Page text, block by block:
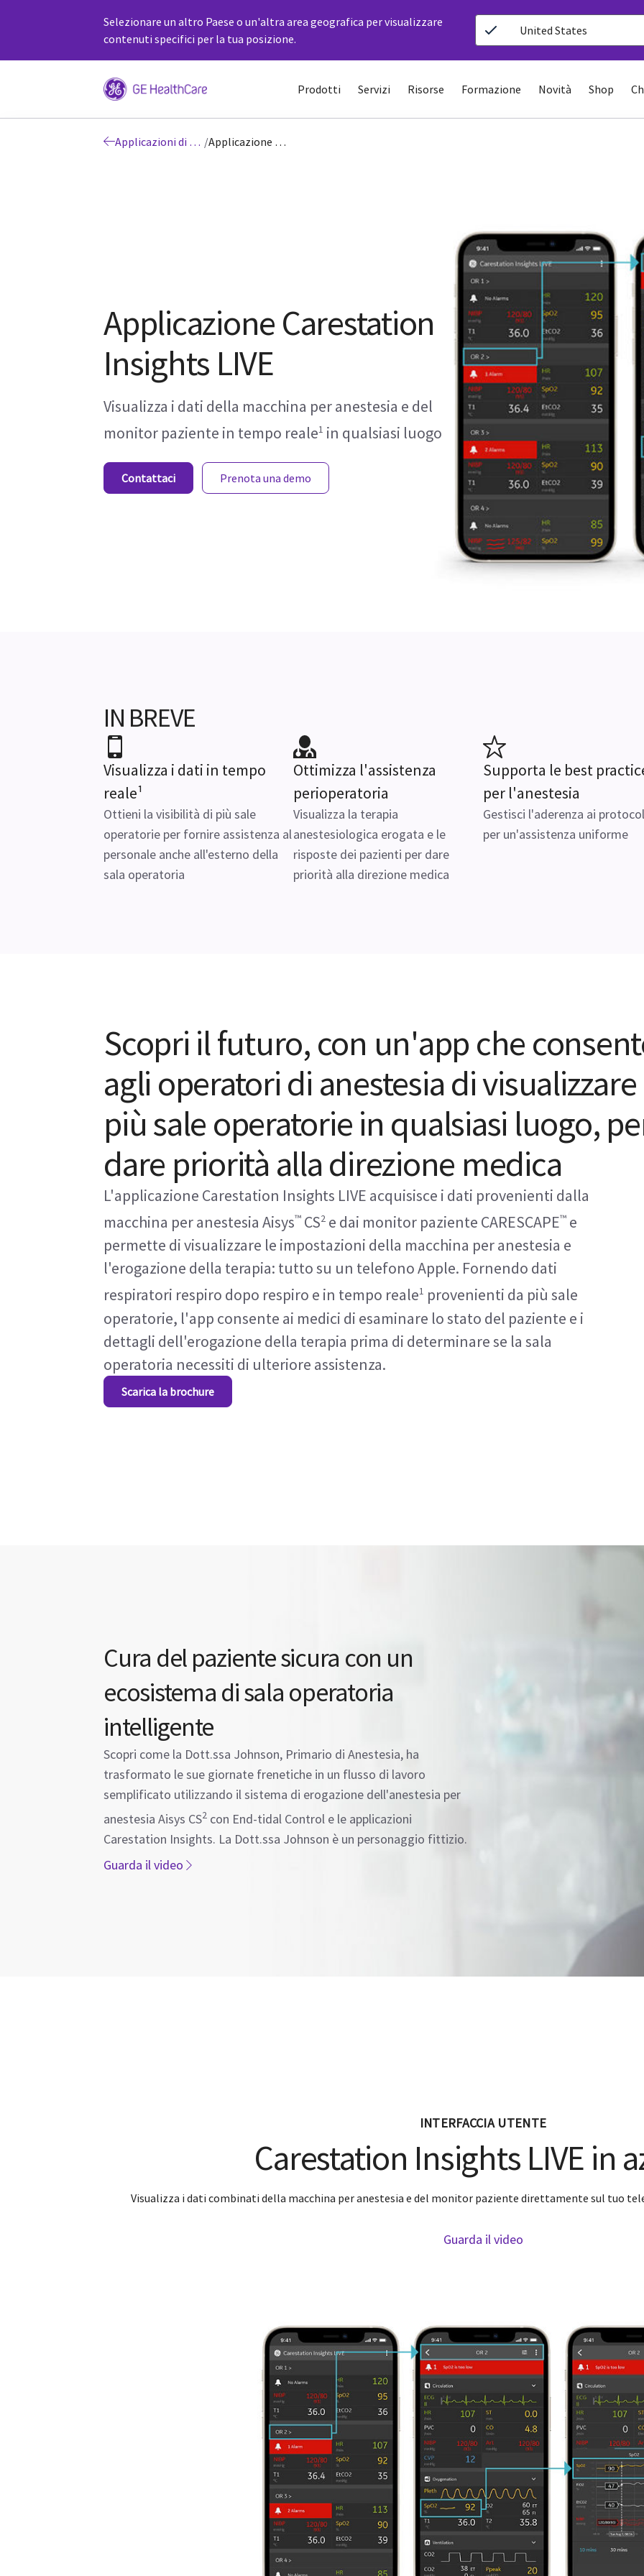
Selezionare un altro Paese o un'altra area geografica per visualizzare
contenuti specifici per la tua posizione.
United States
Prodotti Servizi Risorse Formazione Novità Shop
Applicazioni di analisi Carestation™ Insights / Applicazione Carestation Insights LIVE
Applicazione Carestation
Insights LIVE
Visualizza i dati della macchina per anestesia e del
monitor paziente in tempo reale1 in qualsiasi luogo
Contattaci Prenota una demo
IN BREVE
Visualizza i dati in tempo
reale¹
Ottieni la visibilità di più sale
operatorie per fornire assistenza al
personale anche all'esterno della
sala operatoria
Ottimizza l'assistenza
perioperatoria
Visualizza la terapia
anestesiologica erogata e le
risposte dei pazienti per dare
priorità alla direzione medica
Supporta le best
per l'anestesia
Gestisci l'aderenza ai
per un'assistenza uniforme
Scopri il futuro, con un'app che
agli operatori di anestesia di visualizzare
più sale operatorie in qualsiasi luogo,
dare priorità alla direzione medica
L'applicazione Carestation Insights LIVE acquisisce i dati provenienti dalla
macchina per anestesia Aisys™ CS2 e dai monitor paziente CARESCAPE™ e
permette di visualizzare le impostazioni della macchina per anestesia e
l'erogazione della terapia: tutto su un telefono Apple. Fornendo dati
respiratori respiro dopo respiro e in tempo reale1 provenienti da più sale
operatorie, l'app consente ai medici di esaminare lo stato del paziente e i
dettagli dell'erogazione della terapia prima di determinare se la sala
operatoria necessiti di ulteriore assistenza.
Scarica la brochure
Cura del paziente sicura con un
ecosistema di sala operatoria
intelligente
Scopri come la Dott.ssa Johnson, Primario di Anestesia, ha
trasformato le sue giornate frenetiche in un flusso di lavoro
semplificato utilizzando il sistema di erogazione dell'anestesia per
anestesia Aisys CS2 con End-tidal Control e le applicazioni
Carestation Insights. La Dott.ssa Johnson è un personaggio fittizio.
Guarda il video
INTERFACCIA UTENTE
Carestation Insights LIVE in
Visualizza i dati combinati della macchina per anestesia e del monitor paziente direttamente sul tuo
Guarda il video